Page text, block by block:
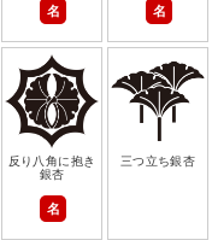
名 名
反り八角に抱き
銀杏
名
三つ立ち銀杏